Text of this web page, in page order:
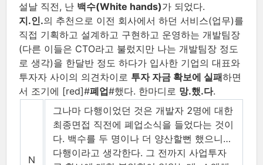
설날 직전, 난 백수(White hands)가 되었다.
지.인.의 추천으로 이전 회사에서 하던 서비스(업무)를
직접 기획하고 설계하고 구현하고 운영하는 개발팀장
(다른 이들은 CTO라고 불렀지만 나는 개발팀장 정도
로 생각)을 한달반 정도 하다가 입사한 기업의 대표와
투자자 사이의 의견차이로 투자 자금 확보에 실패하면
서 조기에 [red]#폐업#했다. 한마디로 망.했.다.
N
그나마 다행이었던 것은 개발자 2명에 대한
최종면접 직전에 폐업소식을 들었다는 것이
다. 백수를 두 명이나 더 양산할뻔 했으니…​
다행이라고 생각한다. 그 전까지 사업투자